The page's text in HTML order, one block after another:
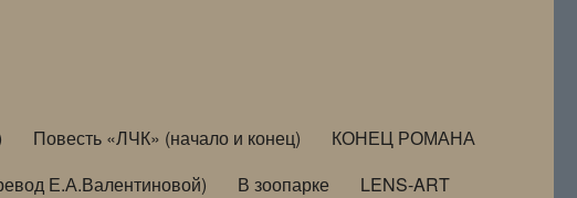
Повесть «ЛЧК» (начало и конец)
КОНЕЦ РОМАНА
Е.А.Валентиновой) В зоопарке
LENS-ART